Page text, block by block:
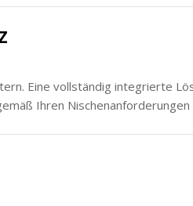
Eine vollständig integrierte
Ihren Nischenanforderungen